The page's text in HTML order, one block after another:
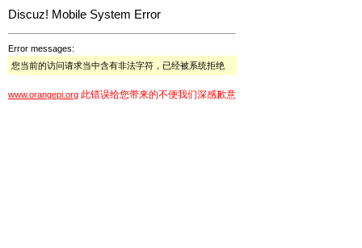
Discuz! Mobile System Error
Error messages:
您当前的访问请求当中含有非法字符，已经被系统拒绝
www.orangepi.org 此错误给您带来的不便我们深感歉意